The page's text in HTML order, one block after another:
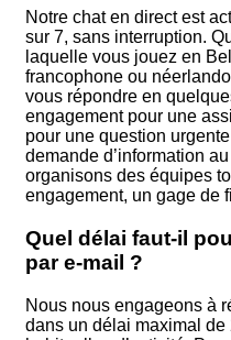
Notre chat en direct est
sur 7, sans interruption.
laquelle vous jouez en
francophone ou
vous répondre en
engagement pour une
pour une question
demande d’information
organisons des équipes
engagement, un gage de
Quel délai faut-il
par e-mail ?
Nous nous engageons à
dans un délai maximal